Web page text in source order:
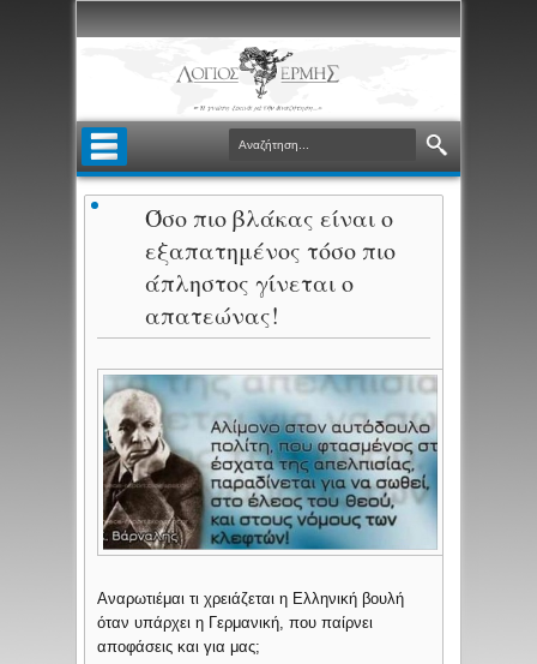
Όσο πιο βλάκας είναι ο
εξαπατημένος τόσο πιο
άπληστος γίνεται ο
απατεώνας!
Αναρωτιέμαι τι χρειάζεται η Ελληνική βουλή
όταν υπάρχει η Γερμανική, που παίρνει
αποφάσεις και για μας;